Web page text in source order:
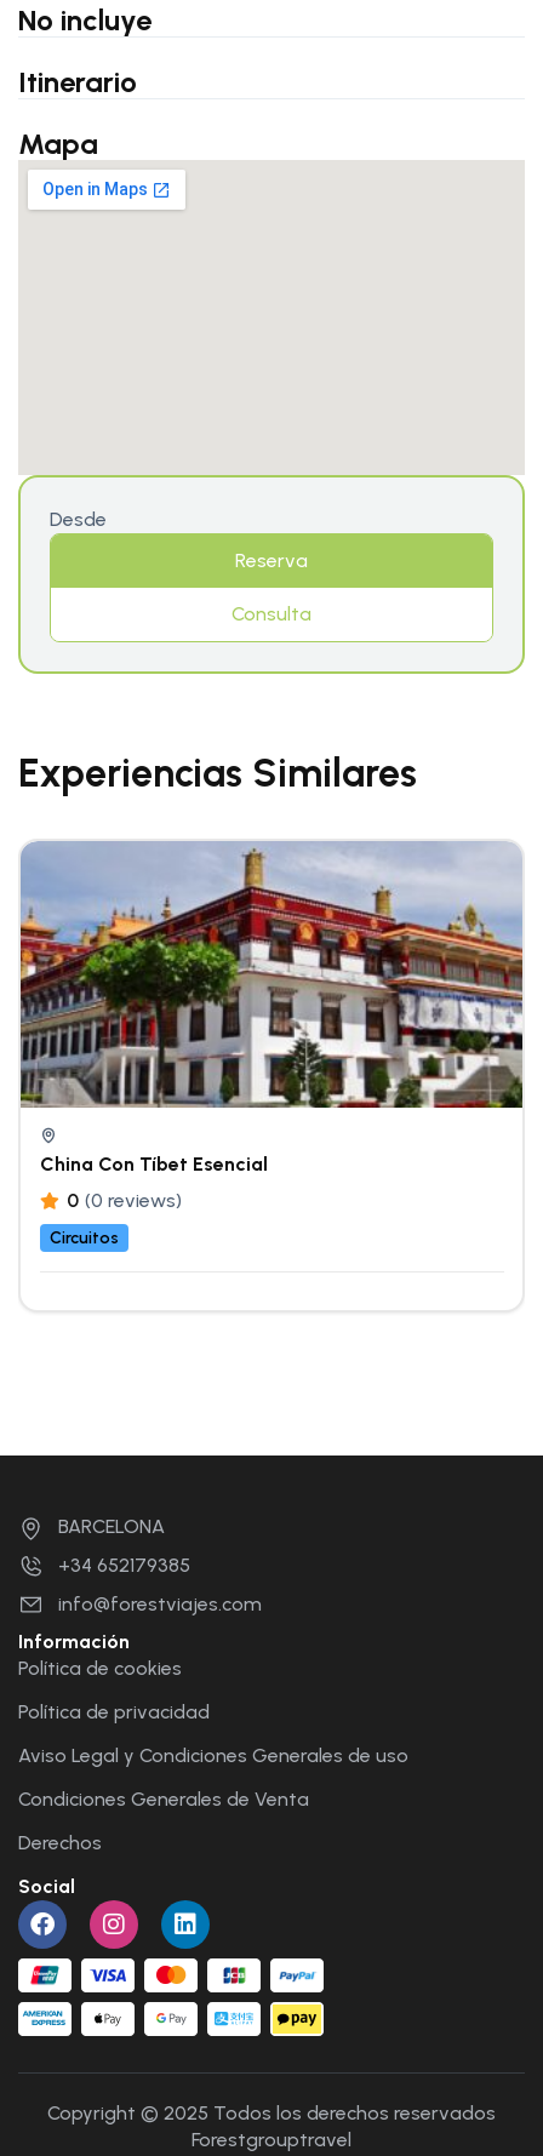
No incluye
Itinerario
Mapa
Desde
Reserva
Consulta
Experiencias Similares
China Con Tíbet Esencial
0 (0 reviews)
Circuitos
BARCELONA
+34 652179385
info@forestviajes.com
Información
Política de cookies
Política de privacidad
Aviso Legal y Condiciones Generales de uso
Condiciones Generales de Venta
Derechos
Social
Copyright © 2025 Todos los derechos reservados
Forestgrouptravel